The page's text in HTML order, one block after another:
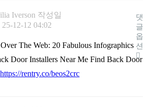
Iverson 작성일
25-12-12 04:02
The Web: 20 Fabulous Infographics
Door Installers Near Me Find Back Door
https://rentry.co/beos2crc
댓
글
옵
션